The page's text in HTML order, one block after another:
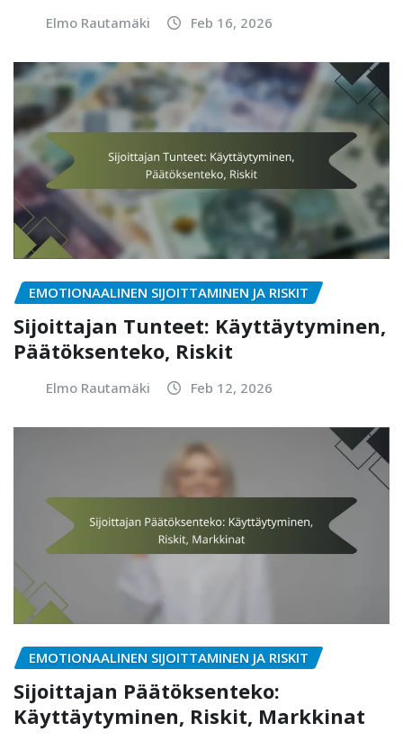
Elmo Rautamäki Feb 16, 2026
EMOTIONAALINEN SIJOITTAMINEN JA RISKIT
Sijoittajan Tunteet: Käyttäytyminen,
Päätöksenteko, Riskit
Elmo Rautamäki Feb 12, 2026
EMOTIONAALINEN SIJOITTAMINEN JA RISKIT
Sijoittajan Päätöksenteko:
Käyttäytyminen, Riskit, Markkinat